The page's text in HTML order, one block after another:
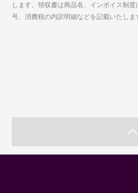
します。領収書は商品名、インボイス制
号、消費税の内訳明細などを記載いたしま